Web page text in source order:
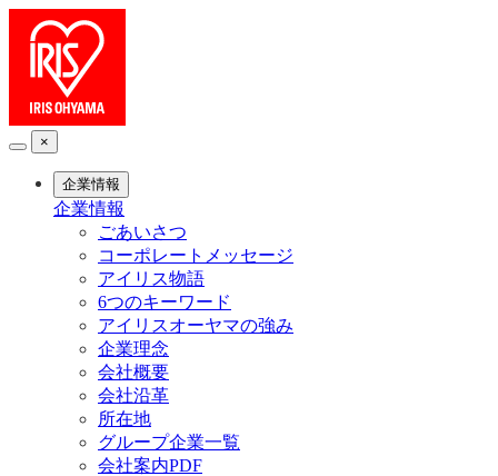
×
企業情報
企業情報
ごあいさつ
コーポレートメッセージ
アイリス物語
6つのキーワード
アイリスオーヤマの強み
企業理念
会社概要
会社沿革
所在地
グループ企業一覧
会社案内PDF